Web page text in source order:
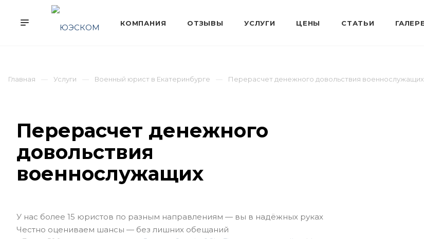
Главная Услуги Военный юрист в Екатеринбурге Перерасчет денежного довольствия военнослужащих
Перерасчет денежного
довольствия
военнослужащих
У нас более 15 юристов по разным направлениям — вы в надёжных руках
Честно оцениваем шансы — без лишних обещаний